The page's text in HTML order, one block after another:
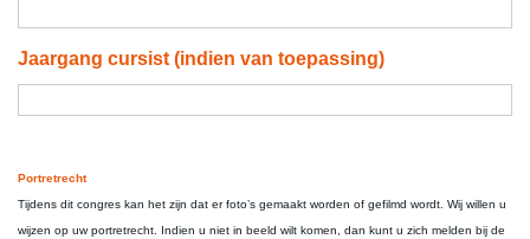
Jaargang cursist (indien van toepassing)
Portretrecht
Tijdens dit congres kan het zijn dat er foto’s gemaakt worden of gefilmd wordt. Wij willen u
wijzen op uw portretrecht. Indien u niet in beeld wilt komen, dan kunt u zich melden bij de